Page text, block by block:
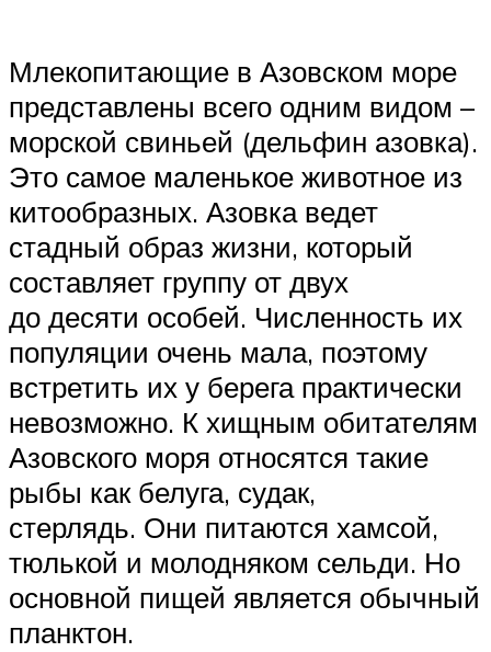
Млекопитающие в Азовском море
представлены всего одним видом –
морской свиньей (дельфин азовка).
Это самое маленькое животное из
китообразных. Азовка ведет
стадный образ жизни, который
составляет группу от двух
до десяти особей. Численность их
популяции очень мала, поэтому
встретить их у берега практически
невозможно. К хищным обитателям
Азовского моря относятся такие
рыбы как белуга, судак,
стерлядь. Они питаются хамсой,
тюлькой и молодняком сельди. Но
основной пищей является обычный
планктон.